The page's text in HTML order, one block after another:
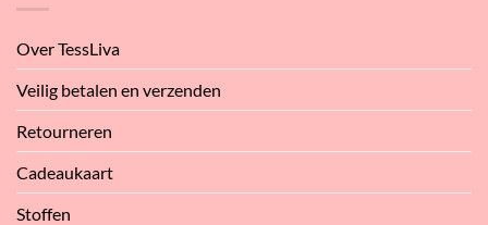
Over TessLiva
Veilig betalen en verzenden
Retourneren
Cadeaukaart
Stoffen